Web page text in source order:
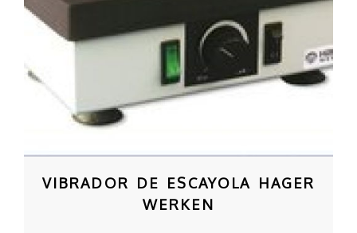
VIBRADOR DE ESCAYOLA HAGER
WERKEN